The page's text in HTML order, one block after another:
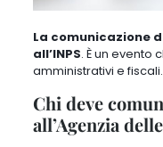
La comunicazione
all’INPS. È un evento
amministrativi e fiscali.
Chi deve
all’Agenzia